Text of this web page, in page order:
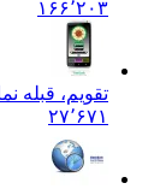
۱۶۶٬۲۰۳
تقویم، قبله نما و
۲۷٬۶۷۱